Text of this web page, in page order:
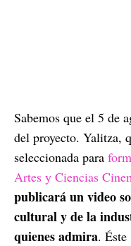
Sabemos que el 5 de
del proyecto. Yalitza,
seleccionada para
Artes y Ciencias
publicará un video
cultural y de la
quienes admira. Éste